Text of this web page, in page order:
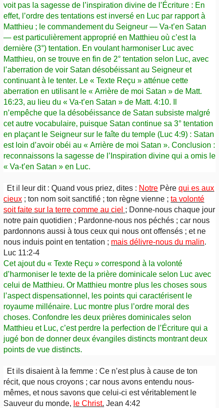
voit pas la sagesse de l’inspiration divine de l’Écriture : En
effet, l’ordre des tentations est inversé en Luc par rapport à
Matthieu ; le commandement du Seigneur — Va-t’en Satan
— est particulièrement approprié en Matthieu où c’est la
dernière (3°) tentation. En voulant harmoniser Luc avec
Matthieu, on se trouve en fin de 2° tentation selon Luc, avec
l’aberration de voir Satan désobéissant au Seigneur et
continuant à le tenter. Le « Texte Reçu » atténue cette
aberration en utilisant le « Arrière de moi Satan » de Matt.
16:23, au lieu du « Va-t’en Satan » de Matt. 4:10. Il
n’empêche que la désobéissance de Satan subsiste malgré
cet autre vocabulaire, puisque Satan continue sa 3° tentation
en plaçant le Seigneur sur le faîte du temple (Luc 4:9) : Satan
est loin d’avoir obéi au « Arrière de moi Satan ». Conclusion :
reconnaissons la sagesse de l’Inspiration divine qui a omis le
« Va-t’en Satan » en Luc.
Et il leur dit : Quand vous priez, dites : Notre Pèrequi es aux
cieux ; ton nom soit sanctifié ; ton règne vienne ; ta volonté
soit faite sur la terre comme au ciel ; Donne-nous chaque jour
notre pain quotidien ; Pardonne-nous nos péchés ; car nous
pardonnons aussi à tous ceux qui nous ont offensés ; et ne
nous induis point en tentation ; mais délivre-nous du malin.
Luc 11:2-4
Cet ajout du « Texte Reçu » correspond à la volonté
d’harmoniser le texte de la prière dominicale selon Luc avec
celui de Matthieu. Or Matthieu montre plus les choses sous
l’aspect dispensationnel, les points qui caractérisent le
royaume millénaire. Luc montre plus l’ordre moral des
choses. Confondre les deux prières dominicales selon
Matthieu et Luc, c’est perdre la perfection de l’Écriture qui a
jugé bon de donner deux évangiles distincts montrant deux
points de vue distincts.
Et ils disaient à la femme : Ce n’est plus à cause de ton
récit, que nous croyons ; car nous avons entendu nous-
mêmes, et nous savons que celui-ci est véritablement le
Sauveur du monde, le Christ. Jean 4:42